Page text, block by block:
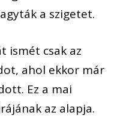
a szigetet.
ismét csak az
ahol ekkor már
Ez a mai
az alapja.